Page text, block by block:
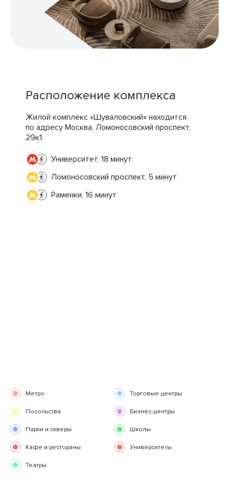
Расположение комплекса
Жилой комплекс «Шуваловский» находится
по адресу Москва, Ломоносовский проспект,
29к1.
Университет, 18 минут
Ломоносовский проспект, 5 минут
Раменки, 16 минут
Метро Торговые центры
Посольства Бизнес-центры
Парки и скверы Школы
Кафе и рестораны Университеты
Театры